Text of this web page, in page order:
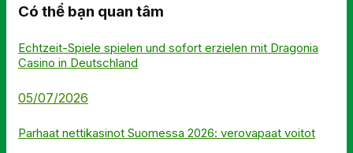
Có thể bạn quan tâm
Echtzeit-Spiele spielen und sofort erzielen mit Dragonia
Casino in Deutschland
05/07/2026
Parhaat nettikasinot Suomessa 2026: verovapaat voitot